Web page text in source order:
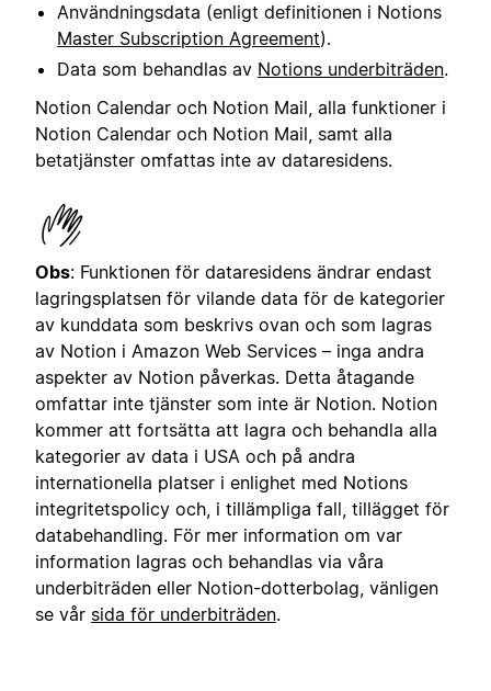
Användningsdata (enligt definitionen i Notions
Master Subscription Agreement).
Data som behandlas av Notions underbiträden.
Notion Calendar och Notion Mail, alla funktioner i
Notion Calendar och Notion Mail, samt alla
betatjänster omfattas inte av dataresidens.
Obs: Funktionen för dataresidens ändrar endast
lagringsplatsen för vilande data för de kategorier
av kunddata som beskrivs ovan och som lagras
av Notion i Amazon Web Services – inga andra
aspekter av Notion påverkas. Detta åtagande
omfattar inte tjänster som inte är Notion. Notion
kommer att fortsätta att lagra och behandla alla
kategorier av data i USA och på andra
internationella platser i enlighet med Notions
integritetspolicy och, i tillämpliga fall, tillägget för
databehandling. För mer information om var
information lagras och behandlas via våra
underbiträden eller Notion-dotterbolag, vänligen
se vår sida för underbiträden.